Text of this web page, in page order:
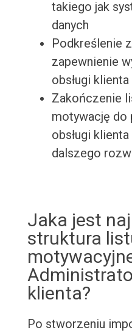
takiego jak
danych
Podkreślenie
zapewnienie
obsługi klienta
Zakończenie
motywację do
obsługi
dalszego
Jaka jest
struktura
klienta?
Po stworzeniu